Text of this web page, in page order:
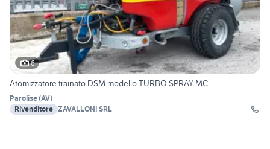
6
Atomizzatore trainato DSM modello TURBO SPRAY MC
Parolise(AV)
Rivenditore ZAVALLONI SRL